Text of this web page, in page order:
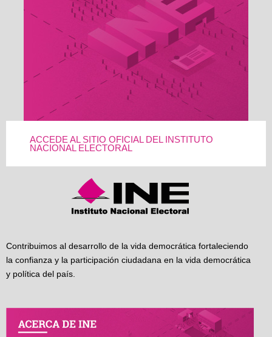
ACCEDE AL SITIO OFICIAL DEL INSTITUTO
NACIONAL ELECTORAL
Contribuimos al desarrollo de la vida democrática fortaleciendo
la confianza y la participación ciudadana en la vida democrática
y política del país.